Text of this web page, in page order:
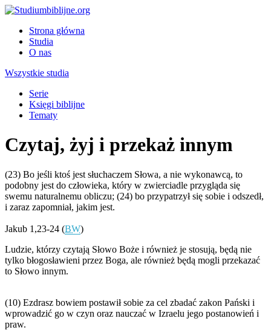
Strona główna
Studia
O nas
Wszystkie studia
Serie
Księgi biblijne
Tematy
Czytaj, żyj i przekaż innym
(23) Bo jeśli ktoś jest słuchaczem Słowa, a nie wykonawcą, to
podobny jest do człowieka, który w zwierciadle przygląda się
swemu naturalnemu obliczu; (24) bo przypatrzył się sobie i odszedł,
i zaraz zapomniał, jakim jest.
Jakub 1,23-24 (BW)
Ludzie, którzy czytają Słowo Boże i również je stosują, będą nie
tylko błogosławieni przez Boga, ale również będą mogli przekazać
to Słowo innym.
(10) Ezdrasz bowiem postawił sobie za cel zbadać zakon Pański i
wprowadzić go w czyn oraz nauczać w Izraelu jego postanowień i
praw.